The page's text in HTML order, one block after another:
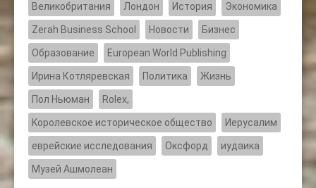
Великобритания Лондон История Экономика
Zerah Business School Новости Бизнес
Образование European World Publishing
Ирина Котляревская Политика Жизнь
Пол Ньюман Rolex,
Kоролевское историческое общество Иерусалим
еврейские исследования Оксфорд иудаика
Музей Ашмолеан